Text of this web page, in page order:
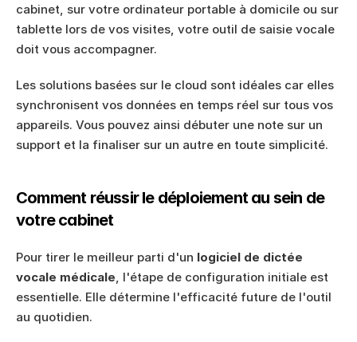
cabinet, sur votre ordinateur portable à domicile ou sur
tablette lors de vos visites, votre outil de saisie vocale
doit vous accompagner.
Les solutions basées sur le cloud sont idéales car elles
synchronisent vos données en temps réel sur tous vos
appareils. Vous pouvez ainsi débuter une note sur un
support et la finaliser sur un autre en toute simplicité.
Comment réussir le déploiement au sein de
votre cabinet
Pour tirer le meilleur parti d'un logiciel de dictée
vocale médicale, l'étape de configuration initiale est
essentielle. Elle détermine l'efficacité future de l'outil
au quotidien.